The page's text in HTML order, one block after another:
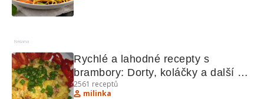
Reklama
Rychlé a lahodné recepty s
brambory: Dorty, koláčky a další
lahůdky
2561 receptů
milinka